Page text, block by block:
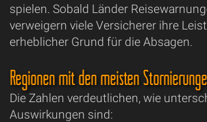
spielen. Sobald Länder
verweigern viele Versicherer ihre
erheblicher Grund für die Absagen.
Regionen mit den meisten
Die Zahlen verdeutlichen, wie
Auswirkungen sind: